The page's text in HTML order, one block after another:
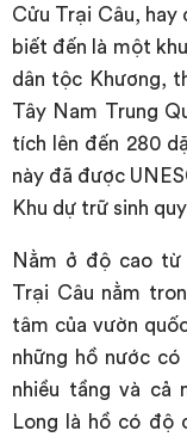
Cửu Trại Câu, hay
biết đến là một
dân tộc Khương,
Tây Nam Trung
tích lên đến 280
này đã được
Khu dự trữ sinh
Nằm ở độ cao từ
Trại Câu nằm
tâm của vườn
những hồ nước
nhiều tầng và cả
Long là hồ có độ